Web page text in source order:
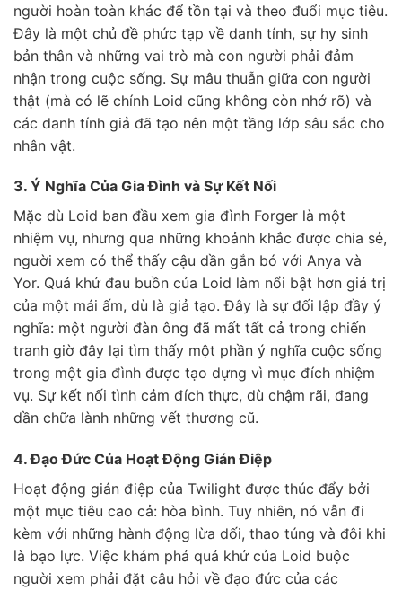
người hoàn toàn khác để tồn tại và theo đuổi mục tiêu.
Đây là một chủ đề phức tạp về danh tính, sự hy sinh
bản thân và những vai trò mà con người phải đảm
nhận trong cuộc sống. Sự mâu thuẫn giữa con người
thật (mà có lẽ chính Loid cũng không còn nhớ rõ) và
các danh tính giả đã tạo nên một tầng lớp sâu sắc cho
nhân vật.
3. Ý Nghĩa Của Gia Đình và Sự Kết Nối
Mặc dù Loid ban đầu xem gia đình Forger là một
nhiệm vụ, nhưng qua những khoảnh khắc được chia sẻ,
người xem có thể thấy cậu dần gắn bó với Anya và
Yor. Quá khứ đau buồn của Loid làm nổi bật hơn giá trị
của một mái ấm, dù là giả tạo. Đây là sự đối lập đầy ý
nghĩa: một người đàn ông đã mất tất cả trong chiến
tranh giờ đây lại tìm thấy một phần ý nghĩa cuộc sống
trong một gia đình được tạo dựng vì mục đích nhiệm
vụ. Sự kết nối tình cảm đích thực, dù chậm rãi, đang
dần chữa lành những vết thương cũ.
4. Đạo Đức Của Hoạt Động Gián Điệp
Hoạt động gián điệp của Twilight được thúc đẩy bởi
một mục tiêu cao cả: hòa bình. Tuy nhiên, nó vẫn đi
kèm với những hành động lừa dối, thao túng và đôi khi
là bạo lực. Việc khám phá quá khứ của Loid buộc
người xem phải đặt câu hỏi về đạo đức của các